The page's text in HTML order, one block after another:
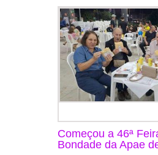
Começou a 46ª
Bondade da Apae